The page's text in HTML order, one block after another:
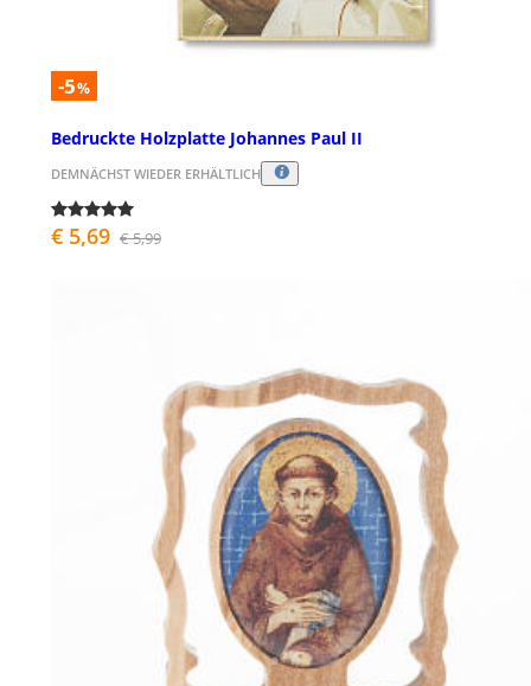
-5%
Bedruckte Holzplatte Johannes Paul II
DEMNÄCHST WIEDER ERHÄLTLICH
€ 5,69 € 5,99